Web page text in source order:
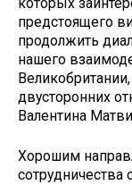
предстоящего
продолжить
нашего
двусторонних
Валентина
Хорошим
сотрудничества